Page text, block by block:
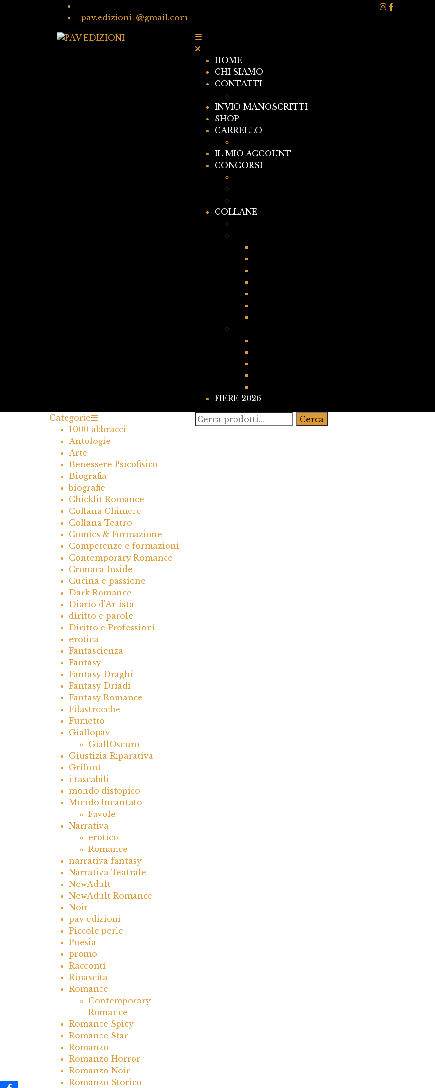
pav.edizioni1@gmail.com
HOME
CHI SIAMO
CONTATTI
INVIO MANOSCRITTI
SHOP
CARRELLO
IL MIO ACCOUNT
CONCORSI
COLLANE
FIERE 2026
Categorie
1000 abbracci
Antologie
Arte
Benessere Psicofisico
Biografia
biografie
Chicklit Romance
Collana Chimere
Collana Teatro
Comics & Formazione
Competenze e formazioni
Contemporary Romance
Cronaca Inside
Cucina e passione
Dark Romance
Diario d'Artista
diritto e parole
Diritto e Professioni
erotica
Fantascienza
Fantasy
Fantasy Draghi
Fantasy Driadi
Fantasy Romance
Filastrocche
Fumetto
Giallopav
GiallOscuro
Giustizia Riparativa
Grifoni
i tascabili
mondo distopico
Mondo Incantato
Favole
Narrativa
erotico
Romance
narrativa fantasy
Narrativa Teatrale
NewAdult
NewAdult Romance
Noir
pav edizioni
Piccole perle
Poesia
promo
Racconti
Rinascita
Romance
Contemporary
Romance
Romance Spicy
Romance Star
Romanzo
Romanzo Horror
Romanzo Noir
Romanzo Storico
Cerca: Cerca